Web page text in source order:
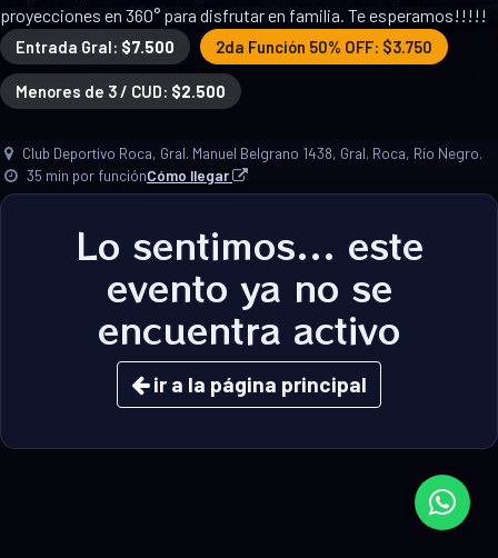
proyecciones en 360° para disfrutar en familia. Te esperamos!!!!!
Entrada Gral: $7.500 2da Función 50% OFF: $3.750
Menores de 3 / CUD: $2.500
Club Deportivo Roca, Gral. Manuel Belgrano 1438, Gral. Roca, Río Negro.
35 min por funciónCómo llegar
Lo sentimos... este
evento ya no se
encuentra activo
ir a la página principal